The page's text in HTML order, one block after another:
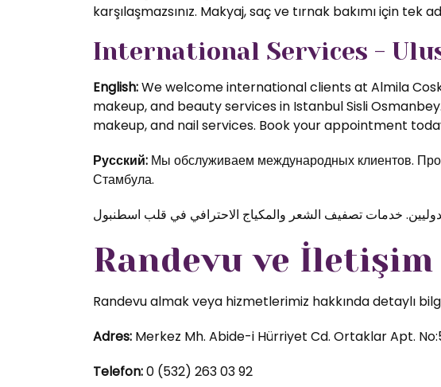
karşılaşmazsınız. Makyaj, saç ve tırnak bakımı için tek
International Services -
English:We welcome international clients at Almila
makeup, and beauty services in Istanbul Sisli
makeup, and nail services. Book your appointment
Русский: Мы обслуживаем международных клиентов.
Стамбула.
Randevu ve İletişim
Randevu almak veya hizmetlerimiz hakkında detaylı
Adres: Merkez Mh. Abide-i Hürriyet Cd. Ortaklar Apt.
Telefon:0 (532) 263 03 92